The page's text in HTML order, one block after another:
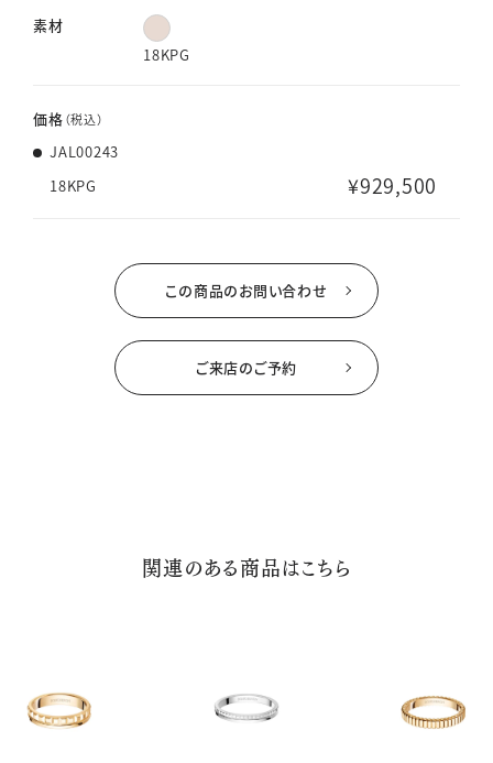
素材
18KPG
価格（税込）
JAL00243
18KPG
¥929,500
この商品のお問い合わせ
ご来店のご予約
関連のある商品はこちら